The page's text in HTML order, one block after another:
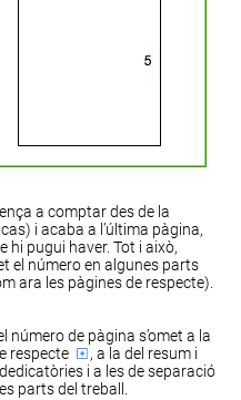
a comptar des de la
i acaba a l’última pàgina,
hi pugui haver. Tot i això,
el número en algunes parts
ara les pàgines de respecte).
número de pàgina s’omet a la
respecte , a la del resum i
dedicatòries i a les de separació
parts del treball.